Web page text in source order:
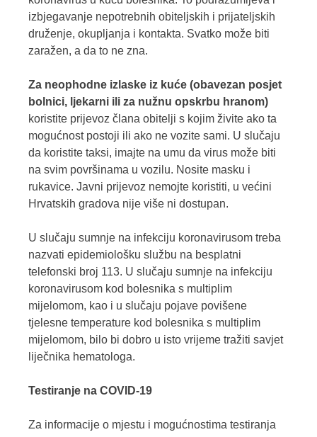
izbjegavanje nepotrebnih obiteljskih i prijateljskih
druženje, okupljanja i kontakta. Svatko može biti
zaražen, a da to ne zna.
Za neophodne izlaske iz kuće (obavezan posjet
bolnici, ljekarni ili za nužnu opskrbu hranom)
koristite prijevoz člana obitelji s kojim živite ako ta
mogućnost postoji ili ako ne vozite sami. U slučaju
da koristite taksi, imajte na umu da virus može biti
na svim površinama u vozilu. Nosite masku i
rukavice. Javni prijevoz nemojte koristiti, u većini
Hrvatskih gradova nije više ni dostupan.
U slučaju sumnje na infekciju koronavirusom treba
nazvati epidemiološku službu na besplatni
telefonski broj 113. U slučaju sumnje na infekciju
koronavirusom kod bolesnika s multiplim
mijelomom, kao i u slučaju pojave povišene
tjelesne temperature kod bolesnika s multiplim
mijelomom, bilo bi dobro u isto vrijeme tražiti savjet
liječnika hematologa.
Testiranje na COVID-19
Za informacije o mjestu i mogućnostima testiranja